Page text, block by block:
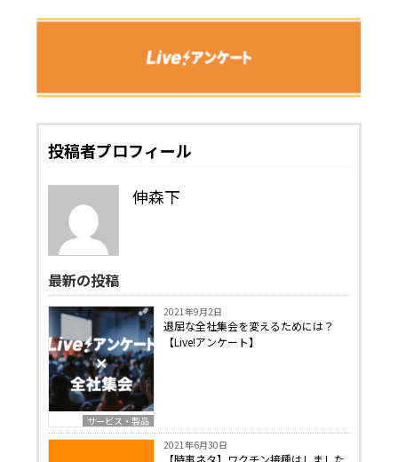
投稿者プロフィール
伸森下
最新の投稿
サービス・製品
2021年9月2日
退屈な全社集会を変えるためには？
【Live!アンケート】
2021年6月30日
【時事ネタ】ワクチン接種はしました